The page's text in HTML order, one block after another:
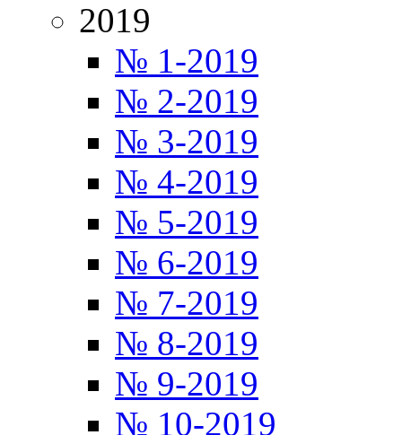
2019
№ 1-2019
№ 2-2019
№ 3-2019
№ 4-2019
№ 5-2019
№ 6-2019
№ 7-2019
№ 8-2019
№ 9-2019
№ 10-2019